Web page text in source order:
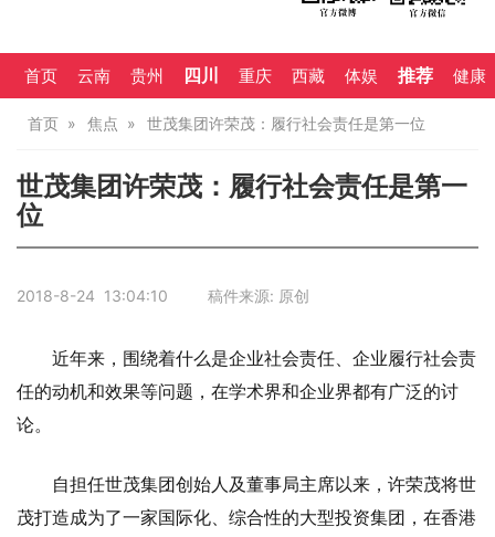
首页 云南 贵州 四川 重庆 西藏 体娱 推荐 健康
首页 焦点 世茂集团许荣茂：履行社会责任是第一位
世茂集团许荣茂：履行社会责任是第一
位
2018-8-24 13:04:10 稿件来源: 原创
近年来，围绕着什么是企业社会责任、企业履行社会责
任的动机和效果等问题，在学术界和企业界都有广泛的讨
论。
自担任世茂集团创始人及董事局主席以来，许荣茂将世
茂打造成为了一家国际化、综合性的大型投资集团，在香港